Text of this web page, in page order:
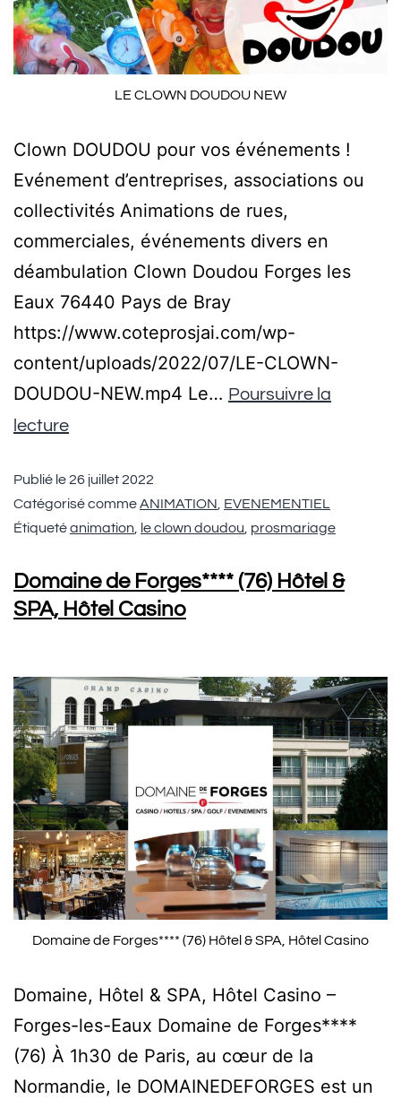
LE CLOWN DOUDOU NEW
Clown DOUDOU pour vos événements !
Evénement d’entreprises, associations ou
collectivités Animations de rues,
commerciales, événements divers en
déambulation Clown Doudou Forges les
Eaux 76440 Pays de Bray
https://www.coteprosjai.com/wp-
content/uploads/2022/07/LE-CLOWN-
DOUDOU-NEW.mp4 Le… Poursuivre la
lecture
Publié le26 juillet 2022
Catégorisé commeANIMATION EVENEMENTIEL
Étiquetéanimation le clown doudou prosmariage
Domaine de Forges**** (76) Hôtel &
SPA, Hôtel Casino
Domaine de Forges**** (76) Hôtel & SPA, Hôtel Casino
Domaine, Hôtel & SPA, Hôtel Casino –
Forges-les-Eaux Domaine de Forges****
(76) À 1h30 de Paris, au cœur de la
Normandie, le DOMAINEDEFORGES est un